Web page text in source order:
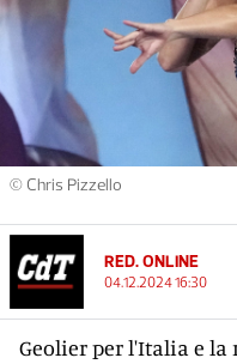
© Chris Pizzello
RED. ONLINE
04.12.2024 16:30
Geolier per l'Italia e la